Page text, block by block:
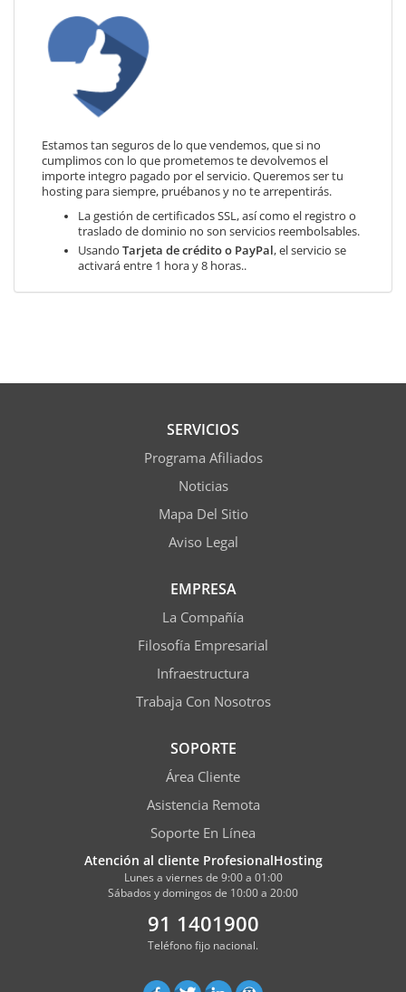
Estamos tan seguros de lo que vendemos, que si no
cumplimos con lo que prometemos te devolvemos el
importe integro pagado por el servicio. Queremos ser tu
hosting para siempre, pruébanos y no te arrepentirás.
La gestión de certificados SSL, así como el registro o
traslado de dominio no son servicios reembolsables.
Usando Tarjeta de crédito o PayPal, el servicio se
activará entre 1 hora y 8 horas..
SERVICIOS
Programa Afiliados
Noticias
Mapa Del Sitio
Aviso Legal
EMPRESA
La Compañía
Filosofía Empresarial
Infraestructura
Trabaja Con Nosotros
SOPORTE
Área Cliente
Asistencia Remota
Soporte En Línea
Atención al cliente ProfesionalHosting
Lunes a viernes de 9:00 a 01:00
Sábados y domingos de 10:00 a 20:00
91 1401900
Teléfono fijo nacional.